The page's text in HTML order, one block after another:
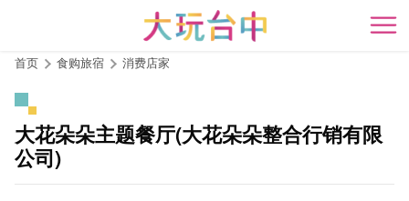
开
首页 食购旅宿 消费店家
大花朵朵主题餐厅(大花朵朵整合行销有限
公司)